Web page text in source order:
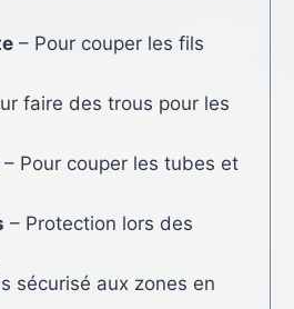
– Pour couper les fils
faire des trous pour les
– Pour couper les tubes et
– Protection lors des
sécurisé aux zones en